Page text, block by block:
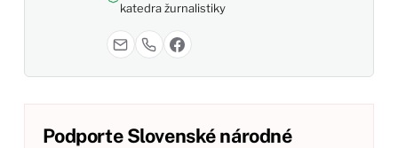
katedra žurnalistiky
Podporte Slovenské národné